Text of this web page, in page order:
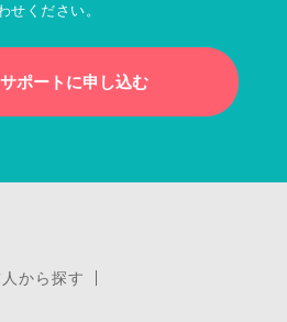
せください。
ポートに申し込む
から探す